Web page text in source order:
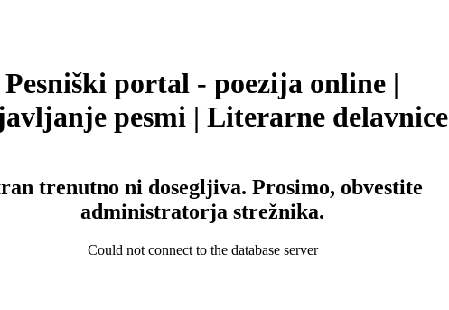
Pesniški portal - poezija online |
pesmi | Literarne delavnice
trenutno ni dosegljiva. Prosimo, obvestite
administratorja strežnika.
Could not connect to the database server